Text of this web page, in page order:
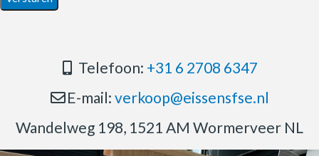
Telefoon: +31 6 2708 6347
E-mail: verkoop@eissensfse.nl
Wandelweg 198, 1521 AM Wormerveer NL